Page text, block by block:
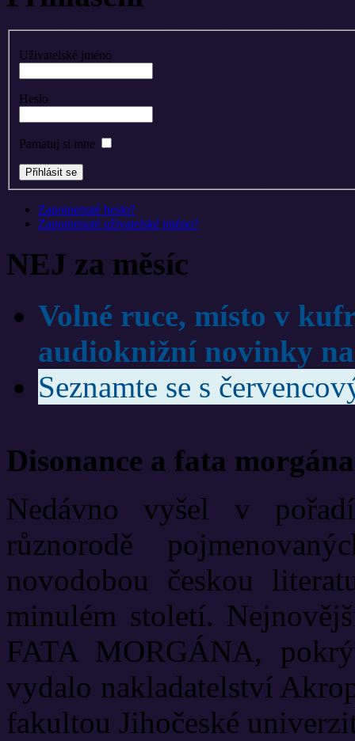
Uživatelské jméno
Heslo
Pamatuj si mne
Zapomenuté heslo?
Zapomenuté uživatelské jméno?
NEJ za měsíc
Volné ruce, místo v
audioknižní novinky
Seznamte se s
Disonance a fata morgána
Nedávno vyšel v
různorodě
novodobou českou
minulém století.
FATA MORGÁNA,
vydalo nakladatelství
fakultou Jihočeské